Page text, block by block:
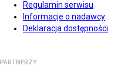
Regulamin serwisu
Informacje o nadawcy
Deklaracja dostępności
PARTNERZY